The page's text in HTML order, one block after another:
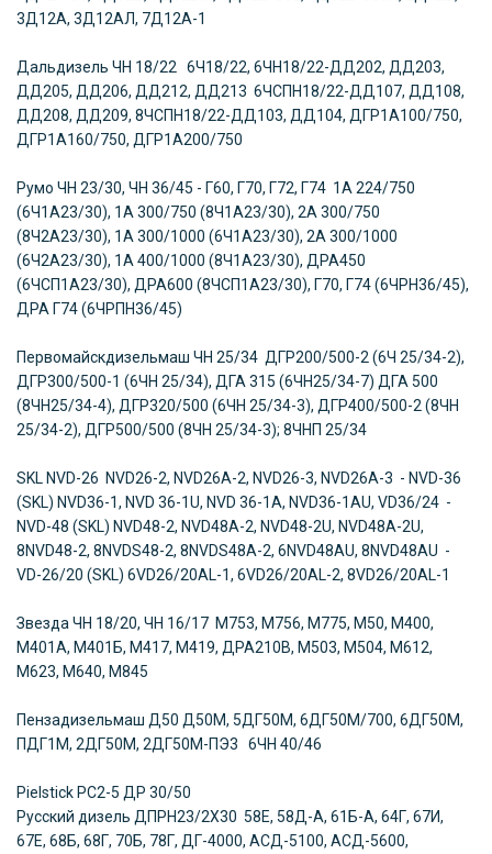
3Д12А, 3Д12АЛ, 7Д12А-1
Дальдизель ЧН 18/22 6Ч18/22, 6ЧН18/22-ДД202, ДД203,
ДД205, ДД206, ДД212, ДД213 6ЧСПН18/22-ДД107, ДД108,
ДД208, ДД209, 8ЧСПН18/22-ДД103, ДД104, ДГР1А100/750,
ДГР1А160/750, ДГР1А200/750
Румо ЧН 23/30, ЧН 36/45 - Г60, Г70, Г72, Г74 1А 224/750
(6Ч1А23/30), 1А 300/750 (8Ч1А23/30), 2А 300/750
(8Ч2А23/30), 1А 300/1000 (6Ч1А23/30), 2А 300/1000
(6Ч2А23/30), 1А 400/1000 (8Ч1А23/30), ДРА450
(6ЧСП1А23/30), ДРА600 (8ЧСП1А23/30), Г70, Г74 (6ЧРН36/45),
ДРА Г74 (6ЧРПН36/45)
Первомайскдизельмаш ЧН 25/34 ДГР200/500-2 (6Ч 25/34-2),
ДГР300/500-1 (6ЧН 25/34), ДГА 315 (6ЧН25/34-7) ДГА 500
(8ЧН25/34-4), ДГР320/500 (6ЧН 25/34-3), ДГР400/500-2 (8ЧН
25/34-2), ДГР500/500 (8ЧН 25/34-3); 8ЧНП 25/34
SKL NVD-26 NVD26-2, NVD26A-2, NVD26-3, NVD26A-3 - NVD-36
(SKL) NVD36-1, NVD 36-1U, NVD 36-1A, NVD36-1AU, VD36/24 -
NVD-48 (SKL) NVD48-2, NVD48A-2, NVD48-2U, NVD48A-2U,
8NVD48-2, 8NVDS48-2, 8NVDS48A-2, 6NVD48AU, 8NVD48AU -
VD-26/20 (SKL) 6VD26/20AL-1, 6VD26/20AL-2, 8VD26/20AL-1
Звезда ЧН 18/20, ЧН 16/17 М753, М756, М775, М50, М400,
М401А, М401Б, М417, М419, ДРА210В, М503, М504, М612,
М623, М640, М845
Пензадизельмаш Д50 Д50М, 5ДГ50М, 6ДГ50М/700, 6ДГ50М,
ПДГ1М, 2ДГ50М, 2ДГ50М-ПЭ3 6ЧН 40/46
Pielstick PC2-5 ДР 30/50
Русский дизель ДПРН23/2Х30 58Е, 58Д-А, 61Б-А, 64Г, 67И,
67Е, 68Б, 68Г, 70Б, 78Г, ДГ-4000, АСД-5100, АСД-5600,